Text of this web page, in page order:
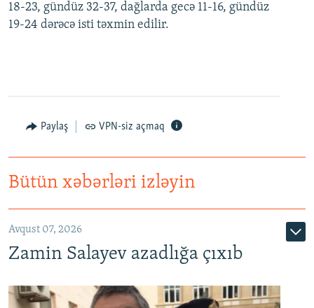
18-23, gündüz 32-37, dağlarda gecə 11-16, gündüz
19-24 dərəcə isti təxmin edilir.
Paylaş VPN-siz açmaq
Bütün xəbərləri izləyin
Avqust 07, 2026
Zamin Salayev azadlığa çıxıb